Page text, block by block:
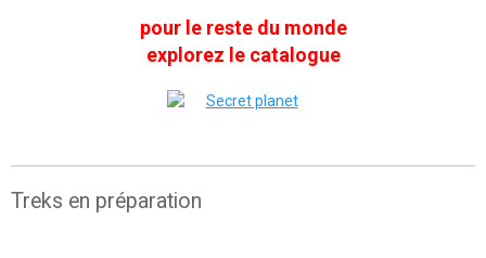
pour le reste du monde
explorez le catalogue
Treks en préparation